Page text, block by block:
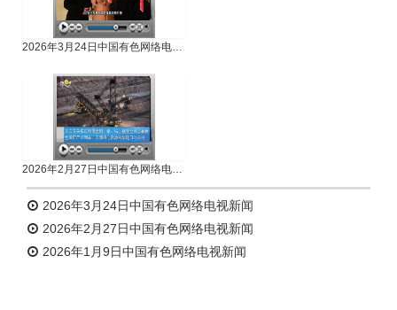
2026年3月24日中国有色网络电视新闻
2026年2月27日中国有色网络电视新闻
2026年3月24日中国有色网络电视新闻
2026年2月27日中国有色网络电视新闻
2026年1月9日中国有色网络电视新闻